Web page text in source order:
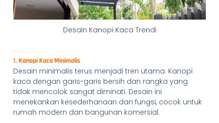
Desain Kanopi Kaca Trendi
1. Kanopi Kaca Minimalis
Desain minimalis terus menjadi tren utama. Kanopi
kaca dengan garis-garis bersih dan rangka yang
tidak mencolok sangat diminati. Desain ini
menekankan kesederhanaan dan fungsi, cocok untuk
rumah modern dan bangunan komersial.